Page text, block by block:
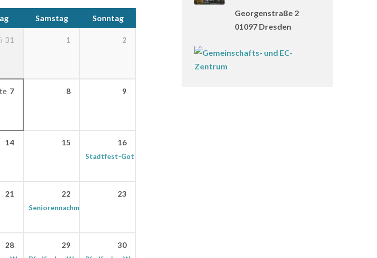
Samstag Sonntag
31 1 2
7 8 9
14 15 16
Stadtfest-Gottesdienst auf dem Theaterplatz
21 22
Seniorennachmittag
23
28 29 30
Georgenstraße 2
01097 Dresden